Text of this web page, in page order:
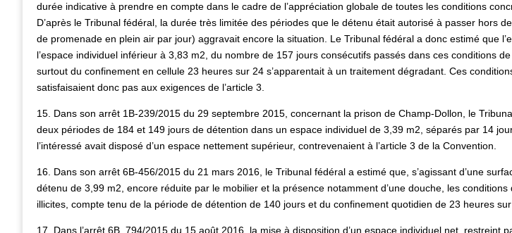
durée indicative à prendre en compte dans le cadre de l’appréciation globale de toutes les conditions
D’après le Tribunal fédéral, la durée très limitée des périodes que le détenu était autorisé à passer hors
de promenade en plein air par jour) aggravait encore la situation. Le Tribunal fédéral a donc estimé que
l’espace individuel inférieur à 3,83 m2, du nombre de 157 jours consécutifs passés dans ces conditions
surtout du confinement en cellule 23 heures sur 24 s’apparentait à un traitement dégradant. Ces
satisfaisaient donc pas aux exigences de l’article 3.
15. Dans son arrêt 1B-239/2015 du 29 septembre 2015, concernant la prison de Champ-Dollon, le
deux périodes de 184 et 149 jours de détention dans un espace individuel de 3,39 m2, séparés par 14
l’intéressé avait disposé d’un espace nettement supérieur, contrevenaient à l’article 3 de la Convention.
16. Dans son arrêt 6B-456/2015 du 21 mars 2016, le Tribunal fédéral a estimé que, s’agissant d’une
détenu de 3,99 m2, encore réduite par le mobilier et la présence notamment d’une douche, les
illicites, compte tenu de la période de détention de 140 jours et du confinement quotidien de 23 heures sur
17. Dans l’arrêt 6B_794/2015 du 15 août 2016, la mise à disposition d’un espace individuel net, restreint